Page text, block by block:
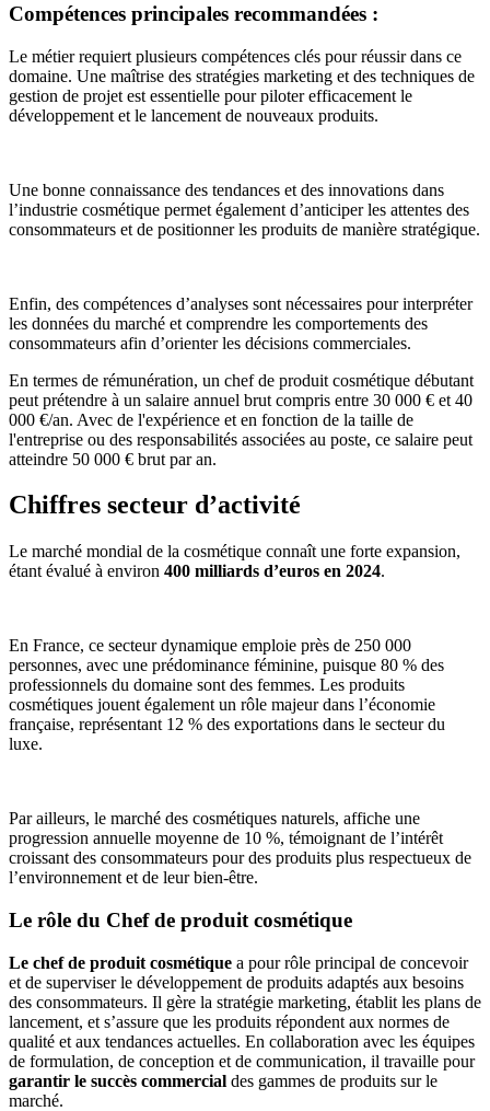
Compétences principales recommandées :
Le métier requiert plusieurs compétences clés pour réussir dans ce
domaine. Une maîtrise des stratégies marketing et des techniques de
gestion de projet est essentielle pour piloter efficacement le
développement et le lancement de nouveaux produits.
Une bonne connaissance des tendances et des innovations dans
l’industrie cosmétique permet également d’anticiper les attentes des
consommateurs et de positionner les produits de manière stratégique.
Enfin, des compétences d’analyses sont nécessaires pour interpréter
les données du marché et comprendre les comportements des
consommateurs afin d’orienter les décisions commerciales.
En termes de rémunération, un chef de produit cosmétique débutant
peut prétendre à un salaire annuel brut compris entre 30 000 € et 40
000 €/an. Avec de l'expérience et en fonction de la taille de
l'entreprise ou des responsabilités associées au poste, ce salaire peut
atteindre 50 000 € brut par an.
Chiffres secteur d’activité
Le marché mondial de la cosmétique connaît une forte expansion,
étant évalué à environ 400 milliards d’euros en 2024.
En France, ce secteur dynamique emploie près de 250 000
personnes, avec une prédominance féminine, puisque 80 % des
professionnels du domaine sont des femmes. Les produits
cosmétiques jouent également un rôle majeur dans l’économie
française, représentant 12 % des exportations dans le secteur du
luxe.
Par ailleurs, le marché des cosmétiques naturels, affiche une
progression annuelle moyenne de 10 %, témoignant de l’intérêt
croissant des consommateurs pour des produits plus respectueux de
l’environnement et de leur bien-être.
Le rôle du Chef de produit cosmétique
Le chef de produit cosmétique a pour rôle principal de concevoir
et de superviser le développement de produits adaptés aux besoins
des consommateurs. Il gère la stratégie marketing, établit les plans de
lancement, et s’assure que les produits répondent aux normes de
qualité et aux tendances actuelles. En collaboration avec les équipes
de formulation, de conception et de communication, il travaille pour
garantir le succès commercial des gammes de produits sur le
marché.